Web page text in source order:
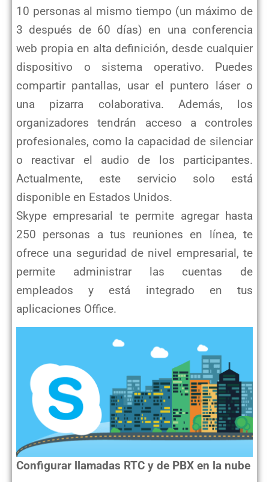
10 personas al mismo tiempo (un máximo de
3 después de 60 días) en una conferencia
web propia en alta definición, desde cualquier
dispositivo o sistema operativo. Puedes
compartir pantallas, usar el puntero láser o
una pizarra colaborativa. Además, los
organizadores tendrán acceso a controles
profesionales, como la capacidad de silenciar
o reactivar el audio de los participantes.
Actualmente, este servicio solo está
disponible en Estados Unidos.
Skype empresarial te permite agregar hasta
250 personas a tus reuniones en línea, te
ofrece una seguridad de nivel empresarial, te
permite administrar las cuentas de
empleados y está integrado en tus
aplicaciones Office.
Configurar llamadas RTC y de PBX en la nube